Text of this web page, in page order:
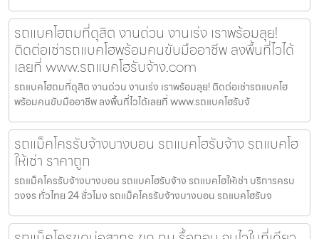
รถแบคโฮถมที่ดุสิต งานด่วน งานเร่ง เราพร้อมลุย!
ติดต่อเช่ารถแบคโฮพร้อมคนขับมืออาชีพ ลงพื้นที่ไวได้
เลยที่ www.รถแบคโฮรับจ้าง.com
รถแบคโฮถมที่ดุสิต งานด่วน งานเร่ง เราพร้อมลุย! ติดต่อเช่ารถแบคโฮ
พร้อมคนขับมืออาชีพ ลงพื้นที่ไวได้เลยที่ www.รถแบคโฮรับจ้
รถแม็คโครรับจ้างบางบอน รถแบคโฮรับจ้าง รถแบคโฮ
ให้เช่า ราคาถูก
รถแม็คโครรับจ้างบางบอน รถแบคโฮรับจ้าง รถแบคโฮให้เช่า บริการครบ
วงจร ทั่วไทย 24 ชั่วโมง รถแม็คโครรับจ้างบางบอน รถแบคโฮรับจ